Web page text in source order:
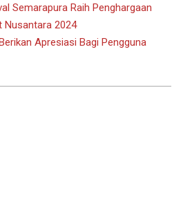
Semarapura Raih Penghargaan
Nusantara 2024
Apresiasi Bagi Pengguna